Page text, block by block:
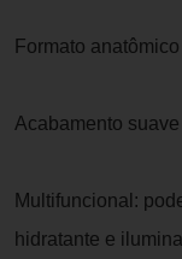
Formato
Acabamento
Multifuncional:
hidratante e